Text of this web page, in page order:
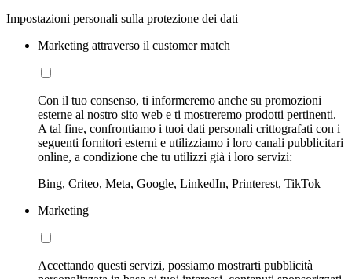
Impostazioni personali sulla protezione dei dati
Marketing attraverso il customer match
Con il tuo consenso, ti informeremo anche su promozioni
esterne al nostro sito web e ti mostreremo prodotti pertinenti.
A tal fine, confrontiamo i tuoi dati personali crittografati con i
seguenti fornitori esterni e utilizziamo i loro canali pubblicitari
online, a condizione che tu utilizzi già i loro servizi:
Bing, Criteo, Meta, Google, LinkedIn, Printerest, TikTok
Marketing
Accettando questi servizi, possiamo mostrarti pubblicità